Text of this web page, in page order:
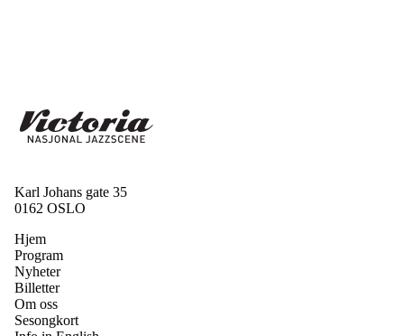
Karl Johans gate 35
0162 OSLO
Hjem
Program
Nyheter
Billetter
Om oss
Sesongkort